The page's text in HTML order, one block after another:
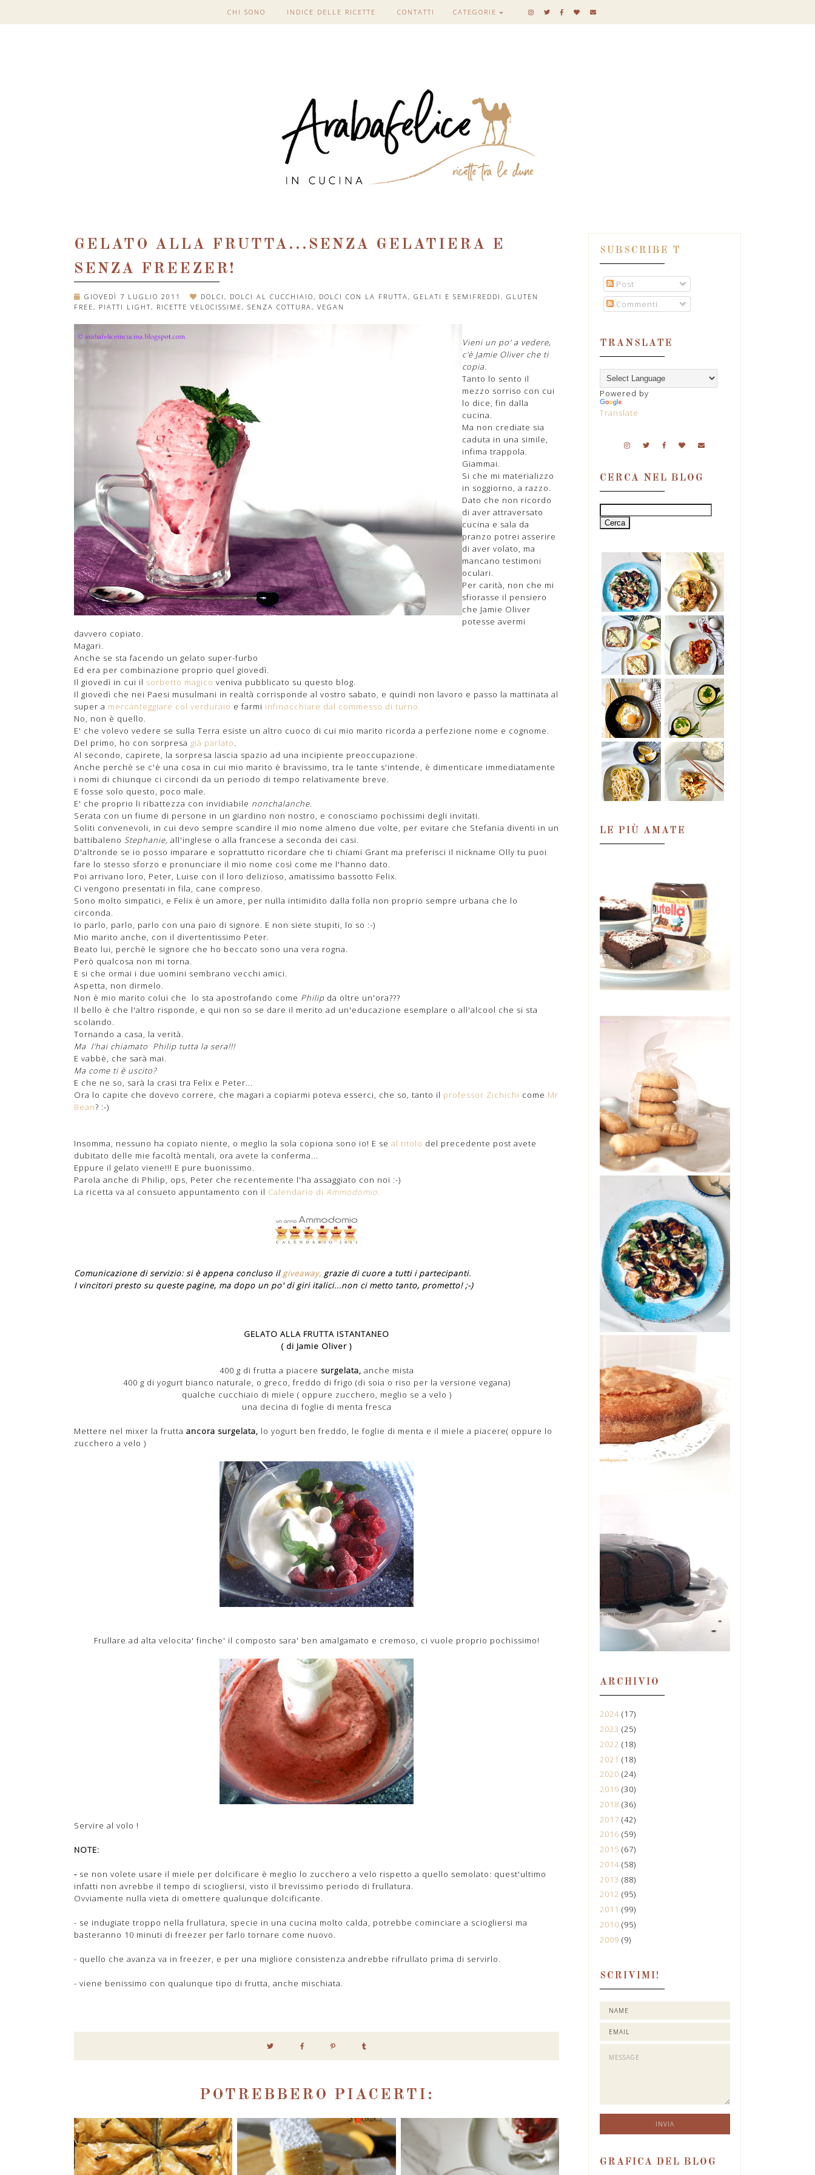
CHI SONO INDICE DELLE RICETTE CONTATTI CATEGORIE
GELATO ALLA FRUTTA...SENZA GELATIERA E
SENZA FREEZER!
GIOVEDÌ 7 LUGLIO 2011 DOLCI , DOLCI AL CUCCHIAIO , DOLCI CON LA FRUTTA , GELATI E SEMIFREDDI , GLUTEN
FREE , PIATTI LIGHT, RICETTE VELOCISSIME , SENZA COTTURA , VEGAN
Vieni un po' a vedere,
c'è Jamie Oliver che ti
copia.
Tanto lo sento il
mezzo sorriso con cui
lo dice, fin dalla
cucina.
Ma non crediate sia
caduta in una simile,
infima trappola.
Giammai.
Si che mi materializzo
in soggiorno, a razzo.
Dato che non ricordo
di aver attraversato
cucina e sala da
pranzo potrei asserire
di aver volato, ma
mancano testimoni
oculari.
Per carità, non che mi
sfiorasse il pensiero
che Jamie Oliver
potesse avermi
davvero copiato.
Magari.
Anche se sta facendo un gelato super-furbo
Ed era per combinazione proprio quel giovedì.
Il giovedì in cui il sorbetto magico veniva pubblicato su questo blog.
Il giovedì che nei Paesi musulmani in realtà corrisponde al vostro sabato, e quindi non lavoro e passo la mattinata al
super a mercanteggiare col verduraio e farmi infinocchiare dal commesso di turno.
No, non è quello.
E' che volevo vedere se sulla Terra esiste un altro cuoco di cui mio marito ricorda a perfezione nome e cognome.
Del primo, ho con sorpresa già parlato
Al secondo, capirete, la sorpresa lascia spazio ad una incipiente preoccupazione.
Anche perchè se c'è una cosa in cui mio marito è bravissimo, tra le tante s'intende, è dimenticare immediatamente
i nomi di chiunque ci circondi da un periodo di tempo relativamente breve.
E fosse solo questo, poco male.
E' che proprio li ribattezza con invidiabile nonchalanche.
Serata con un fiume di persone in un giardino non nostro, e conosciamo pochissimi degli invitati.
Soliti convenevoli, in cui devo sempre scandire il mio nome almeno due volte, per evitare che Stefania diventi in un
battibaleno Stephanie, all'inglese o alla francese a seconda dei casi.
D'altronde se io posso imparare e soprattutto ricordare che ti chiami Grant ma preferisci il nickname Olly tu puoi
fare lo stesso sforzo e pronunciare il mio nome così come me l'hanno dato.
Poi arrivano loro, Peter, Luise con il loro delizioso, amatissimo bassotto Felix.
Ci vengono presentati in fila, cane compreso.
Sono molto simpatici, e Felix è un amore, per nulla intimidito dalla folla non proprio sempre urbana che lo
circonda.
Io parlo, parlo, parlo con una paio di signore. E non siete stupiti, lo so :-)
Mio marito anche, con il divertentissimo Peter.
Beato lui, perchè le signore che ho beccato sono una vera rogna.
Però qualcosa non mi torna.
E si che ormai i due uomini sembrano vecchi amici.
Aspetta, non dirmelo.
Non è mio marito colui che lo sta apostrofando come Philip da oltre un'ora???
Il bello è che l'altro risponde, e qui non so se dare il merito ad un'educazione esemplare o all'alcool che si sta
scolando.
Tornando a casa, la verità.
Ma l'hai chiamato Philip tutta la sera!!!
E vabbè, che sarà mai.
Ma come ti è uscito?
E che ne so, sarà la crasi tra Felix e Peter...
Ora lo capite che dovevo correre, che magari a copiarmi poteva esserci, che so, tanto il professor Zichichi come Mr
Bean? :-)
Insomma, nessuno ha copiato niente, o meglio la sola copiona sono io! E se al titolo del precedente post avete
dubitato delle mie facoltà mentali, ora avete la conferma...
Eppure il gelato viene!!! E pure buonissimo.
Parola anche di Philip, ops, Peter che recentemente l'ha assaggiato con noi :-)
La ricetta va al consueto appuntamento con il Calendario di Ammodomio.
Comunicazione di servizio: si è appena concluso il giveaway, grazie di cuore a tutti i partecipanti.
I vincitori presto su queste pagine, ma dopo un po' di giri italici...non ci metto tanto, prometto! ;-)
GELATO ALLA FRUTTA ISTANTANEO
( di Jamie Oliver )
400 g di frutta a piacere surgelata, anche mista
400 g di yogurt bianco naturale, o greco, freddo di frigo (di soia o riso per la versione vegana)
qualche cucchiaio di miele ( oppure zucchero, meglio se a velo )
una decina di foglie di menta fresca
Mettere nel mixer la frutta ancora surgelata, lo yogurt ben freddo, le foglie di menta e il miele a piacere( oppure lo
zucchero a velo )
Frullare ad alta velocita' finche' il composto sara' ben amalgamato e cremoso, ci vuole proprio pochissimo!
Servire al volo !
NOTE:
- se non volete usare il miele per dolcificare è meglio lo zucchero a velo rispetto a quello semolato: quest'ultimo
infatti non avrebbe il tempo di sciogliersi, visto il brevissimo periodo di frullatura.
Ovviamente nulla vieta di omettere qualunque dolcificante.
- se indugiate troppo nella frullatura, specie in una cucina molto calda, potrebbe cominciare a sciogliersi ma
basteranno 10 minuti di freezer per farlo tornare come nuovo.
- quello che avanza va in freezer, e per una migliore consistenza andrebbe rifrullato prima di servirlo.
- viene benissimo con qualunque tipo di frutta, anche mischiata.
POTREBBERO PIACERTI:
SUBSCRIBE T
Post
Commenti
TRANSLATE
Powered by
Translate
CERCA NEL BLOG
LE PIÙ AMATE
TORTA MAGICA
ALLA NUTELLA,
IN DUE
INGREDIENTI!
Una condanna. Una
perdizione. Una droga.
Un'ossessione. Tutte in quel
barattolo. E se ne ...
BISCOTTI DI
MAIONESE
No, non sono impazzita. Non
ho preso troppo sole senza
cappello, ne' troppo caldo in
giardino. Non s...
INSALATA DI
ELANZANE CON
DATTERI,
YOGURT E
TAHINI
Ci si può innamorare di una
insalata di melanzane?
Ebbene, provate questa e mi
saprete dire. Glute...
TORTA ALLO
YOGURT DI
MAMMA
Oggi è il mio compleanno. Ma
non starò a farvi vedere il
cheesecake che è in frigo
pronto per stase...
THE COCA-COLA
CAKE
L'avete sentita nominare
diverse volte, su questo blog.
Zia Angela era in casa mia
una so...
ARCHIVIO
2024 (17)
2023 (25)
2022 (18)
2021 (18)
2020 (24)
2019 (30)
2018 (36)
2017 (42)
2016 (59)
2015 (67)
2014 (58)
2013 (88)
2012 (95)
2011 (99)
2010 (95)
2009 (9)
SCRIVIMI!
GRAFICA DEL BLOG